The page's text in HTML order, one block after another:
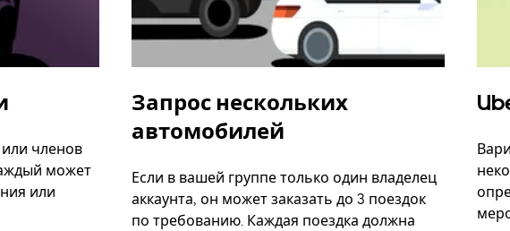
членов
может
или
Запрос нескольких
автомобилей
Если в вашей группе только один владелец
аккаунта, он может заказать до 3 поездок
по требованию. Каждая поездка должна